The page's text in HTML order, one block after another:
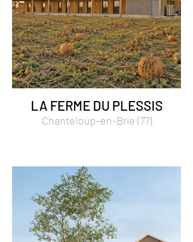
LA FERME DU PLESSIS
Chanteloup-en-Brie (77)